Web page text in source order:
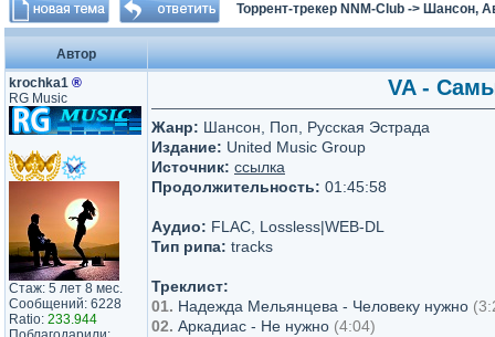
Торрент-трекер NNM-Club -> Шансон,
Автор
krochka1 ®
RG Music
Стаж: 5 лет 8 мес.
Сообщений: 6228
Ratio: 233.944
VA -
Жанр: Шансон, Поп, Русская Эстрада
Издание: United Music Group
Источник: ссылка
Продолжительность: 01:45:58
Аудио: FLAC, Lossless|WEB-DL
Тип рипа: tracks
Треклист:
01. Надежда Мельянцева - Человеку нужно
02. Аркадиас - Не нужно (4:04)